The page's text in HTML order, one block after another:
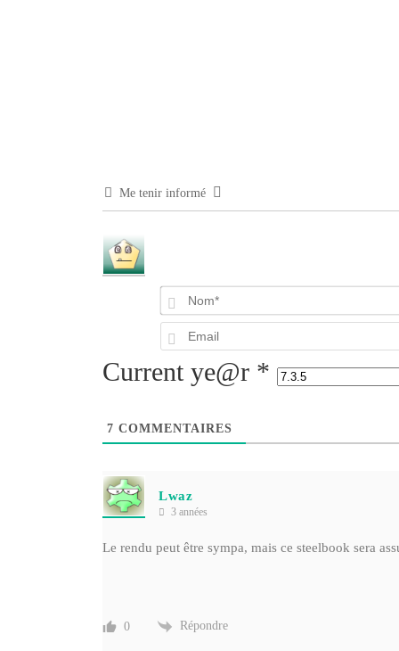
Me tenir informé
Current ye@r *
7 COMMENTAIRES
Lwaz
3 années
Le rendu peut être sympa, mais ce steelbook sera
0 Répondre